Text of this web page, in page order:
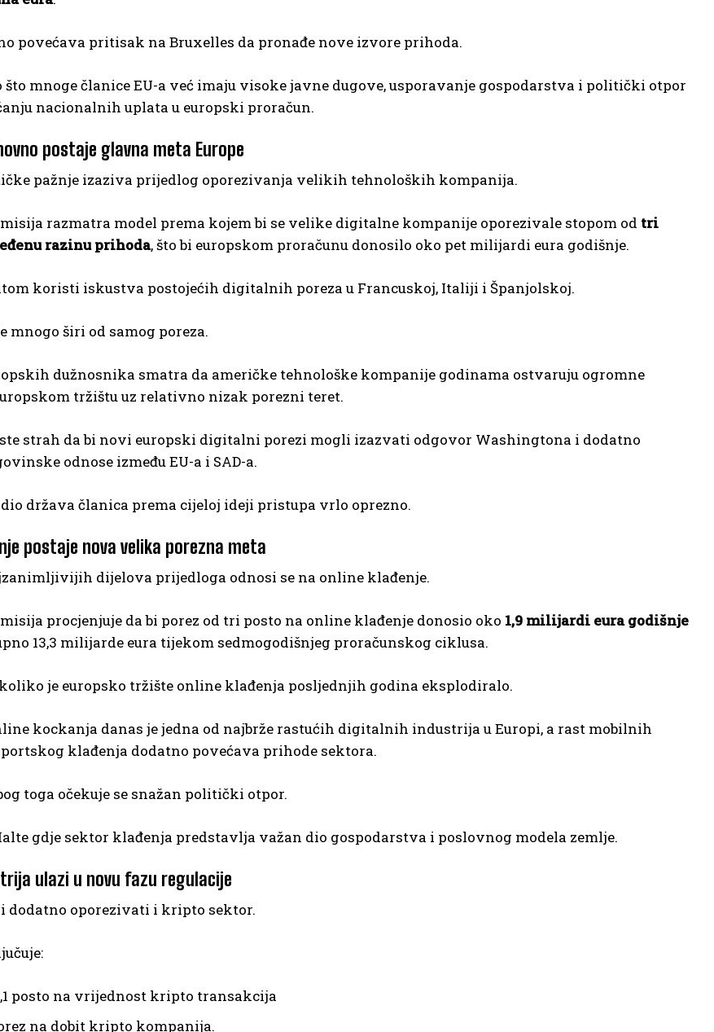
povećava pritisak na Bruxelles da pronađe nove izvore prihoda.
što mnoge članice EU-a već imaju visoke javne dugove, usporavanje gospodarstva i politički otpor
nacionalnih uplata u europski proračun.
postaje glavna meta Europe
pažnje izaziva prijedlog oporezivanja velikih tehnoloških kompanija.
razmatra model prema kojem bi se velike digitalne kompanije oporezivale stopom od tri
razinu prihoda, što bi europskom proračunu donosilo oko pet milijardi eura godišnje.
koristi iskustva postojećih digitalnih poreza u Francuskoj, Italiji i Španjolskoj.
mnogo širi od samog poreza.
dužnosnika smatra da američke tehnološke kompanije godinama ostvaruju ogromne
tržištu uz relativno nizak porezni teret.
strah da bi novi europski digitalni porezi mogli izazvati odgovor Washingtona i dodatno
odnose između EU-a i SAD-a.
država članica prema cijeloj ideji pristupa vrlo oprezno.
postaje nova velika porezna meta
dijelova prijedloga odnosi se na online klađenje.
procjenjuje da bi porez od tri posto na online klađenje donosio oko 1,9 milijardi eura godišnje
13,3 milijarde eura tijekom sedmogodišnjeg proračunskog ciklusa.
je europsko tržište online klađenja posljednjih godina eksplodiralo.
kockanja danas je jedna od najbrže rastućih digitalnih industrija u Europi, a rast mobilnih
klađenja dodatno povećava prihode sektora.
toga očekuje se snažan politički otpor.
gdje sektor klađenja predstavlja važan dio gospodarstva i poslovnog modela zemlje.
ulazi u novu fazu regulacije
dodatno oporezivati i kripto sektor.
posto na vrijednost kripto transakcija
na dobit kripto kompanija.